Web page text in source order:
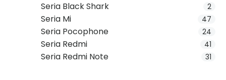
Seria Black Shark 2
Seria Mi 47
Seria Pocophone 24
Seria Redmi 41
Seria Redmi Note 31